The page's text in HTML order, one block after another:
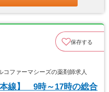
保存する
ファーマシーズの薬剤師求人
本線】 9時～17時の総合